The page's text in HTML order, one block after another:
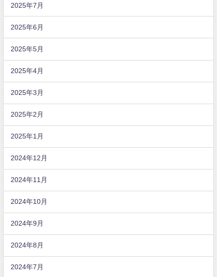
2025年7月
2025年6月
2025年5月
2025年4月
2025年3月
2025年2月
2025年1月
2024年12月
2024年11月
2024年10月
2024年9月
2024年8月
2024年7月